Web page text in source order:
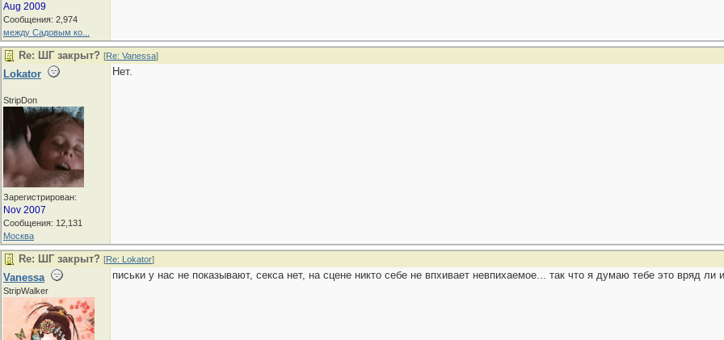
Aug 2009
Сообщения: 2,974
между Садовым ко...
Re: ШГ закрыт? [Re: Vanessa]
Lokator
StripDon
Зарегистрирован:
Nov 2007
Сообщения: 12,131
Москва
Нет.
Re: ШГ закрыт? [Re: Lokator]
Vanessa
StripWalker
письки у нас не показывают, секса нет, на сцене никто себе не впхивает невпихаемое... так что я думаю тебе это вряд ли